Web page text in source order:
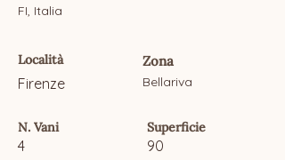
FI, Italia
Località
Firenze
N. Vani
4
Zona
Bellariva
Superficie
90